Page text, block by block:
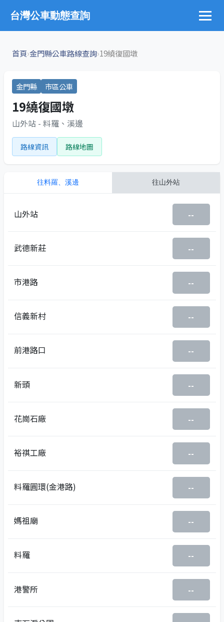
台灣公車動態查詢
首頁›金門縣公車路線查詢›19繞復國墩
金門縣 市區公車
19繞復國墩
山外站 - 料羅、溪邊
路線資訊 路線地圖
往料羅、溪邊 往山外站
山外站 --
武德新莊 --
市港路 --
信義新村 --
前港路口 --
新頭 --
花崗石廠 --
裕祺工廠 --
料羅圓環(金港路) --
媽祖廟 --
料羅 --
港警所 --